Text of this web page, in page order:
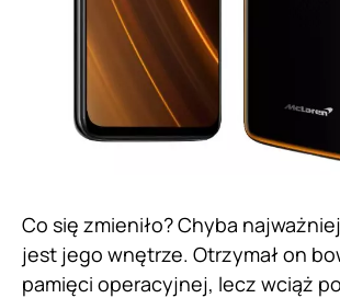
Co się zmieniło? Chyba
jest jego wnętrze. Otrzymał on
pamięci operacyjnej, lecz wciąż